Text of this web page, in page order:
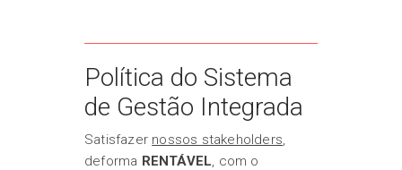
Política do Sistema
de Gestão Integrada
Satisfazer nossos stakeholders,
deforma RENTÁVEL, com o